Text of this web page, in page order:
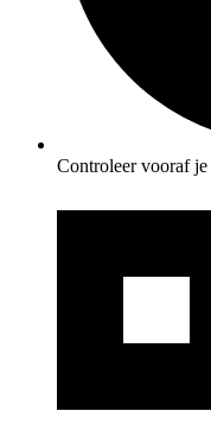
Controleer vooraf je